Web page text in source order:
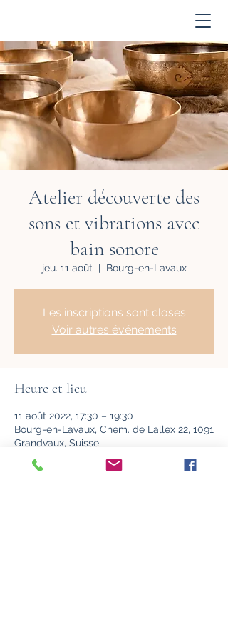
Acompte
Atelier découverte des
sons et vibrations avec
bain sonore
jeu. 11 août
  |
Bourg-en-Lavaux
Les inscriptions sont closes
Voir autres événements
Heure et lieu
11 août 2022, 17:30 – 19:30
Bourg-en-Lavaux, Chem. de Lallex 22, 1091
Grandvaux, Suisse